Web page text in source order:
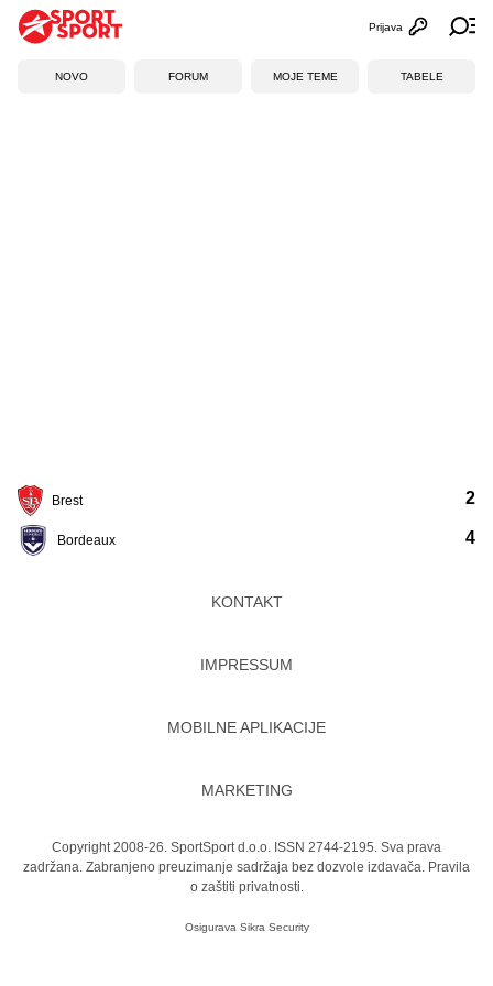
Otvori
Prijava
NOVO FORUM MOJE TEME TABELE
Brest
Bordeaux
2
4
KONTAKT
IMPRESSUM
MOBILNE APLIKACIJE
MARKETING
Copyright 2008-26. SportSport d.o.o. ISSN 2744-2195. Sva prava
zadržana. Zabranjeno preuzimanje sadržaja bez dozvole izdavača. Pravila
o zaštiti privatnosti.
Osigurava Sikra Security